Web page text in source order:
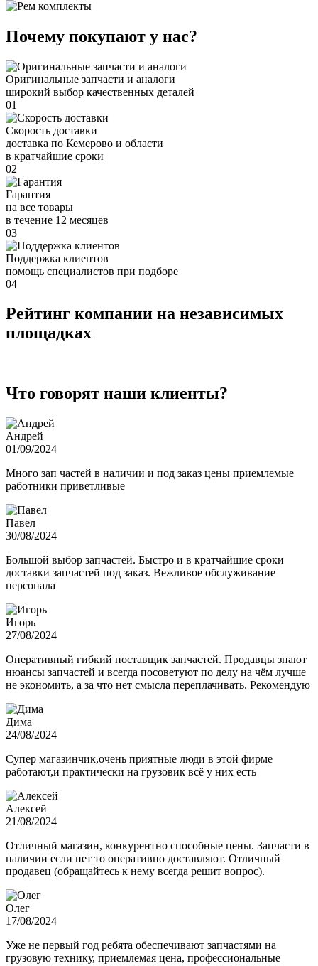
Почему покупают у нас?
Оригинальные запчасти и аналоги
широкий выбор качественных деталей
01
Скорость доставки
доставка по Кемерово и области
в кратчайшие сроки
02
Гарантия
на все товары
в течение 12 месяцев
03
Поддержка клиентов
помощь специалистов при подборе
04
Рейтинг компании на независимых
площадках
Что говорят наши клиенты?
Андрей
01/09/2024
Много зап частей в наличии и под заказ цены приемлемые
работники приветливые
Павел
30/08/2024
Большой выбор запчастей. Быстро и в кратчайшие сроки
доставки запчастей под заказ. Вежливое обслуживание
персонала
Игорь
27/08/2024
Оперативный гибкий поставщик запчастей. Продавцы знают
нюансы запчастей и всегда посоветуют по делу на чём лучше
не экономить, а за что нет смысла переплачивать. Рекомендую
Дима
24/08/2024
Супер магазинчик,очень приятные люди в этой фирме
работают,и практически на грузовик всё у них есть
Алексей
21/08/2024
Отличный магазин, конкурентно способные цены. Запчасти в
наличии если нет то оперативно доставляют. Отличный
продавец (обращайтесь к нему всегда решит вопрос).
Олег
17/08/2024
Уже не первый год ребята обеспечивают запчастями на
грузовую технику, приемлемая цена, профессиональные